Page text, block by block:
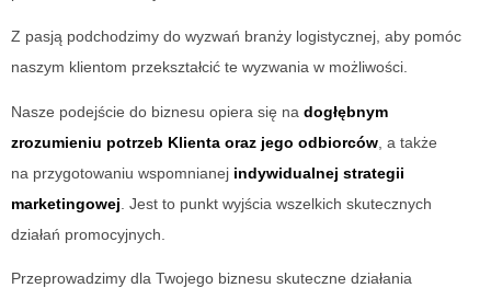
Z pasją podchodzimy do wyzwań branży logistycznej, aby pomóc
naszym klientom przekształcić te wyzwania w możliwości.
Nasze podejście do biznesu opiera się na dogłębnym
zrozumieniu potrzeb Klienta oraz jego odbiorców , a także
na przygotowaniu wspomnianej indywidualnej strategii
marketingowej . Jest to punkt wyjścia wszelkich skutecznych
działań promocyjnych.
Przeprowadzimy dla Twojego biznesu skuteczne działania